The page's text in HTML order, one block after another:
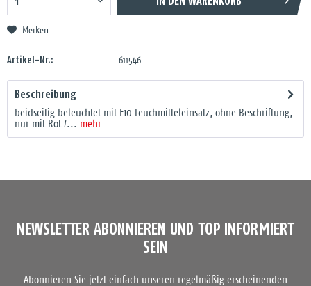
Merken
Artikel-Nr.: 611546
Beschreibung
beidseitig beleuchtet mit E10 Leuchmitteleinsatz, ohne Beschriftung,
nur mit Rot /... mehr
NEWSLETTER ABONNIEREN UND TOP INFORMIERT
SEIN
Abonnieren Sie jetzt einfach unseren regelmäßig erscheinenden